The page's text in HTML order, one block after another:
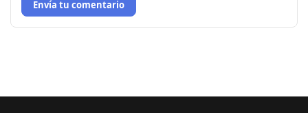
Envía tu comentario